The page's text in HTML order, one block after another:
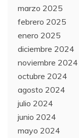
marzo 2025
febrero 2025
enero 2025
diciembre 2024
noviembre 2024
octubre 2024
agosto 2024
julio 2024
junio 2024
mayo 2024